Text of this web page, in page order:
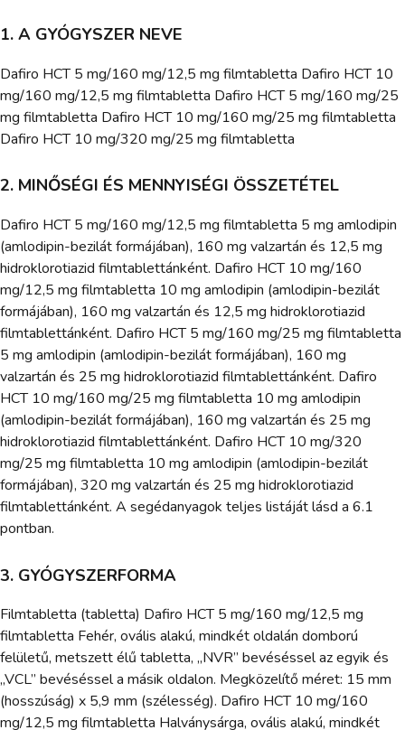
1. A GYÓGYSZER NEVE
Dafiro HCT 5 mg/160 mg/12,5 mg filmtabletta Dafiro HCT 10
mg/160 mg/12,5 mg filmtabletta Dafiro HCT 5 mg/160 mg/25
mg filmtabletta Dafiro HCT 10 mg/160 mg/25 mg filmtabletta
Dafiro HCT 10 mg/320 mg/25 mg filmtabletta
2. MINŐSÉGI ÉS MENNYISÉGI ÖSSZETÉTEL
Dafiro HCT 5 mg/160 mg/12,5 mg filmtabletta 5 mg amlodipin
(amlodipin-bezilát formájában), 160 mg valzartán és 12,5 mg
hidroklorotiazid filmtablettánként. Dafiro HCT 10 mg/160
mg/12,5 mg filmtabletta 10 mg amlodipin (amlodipin-bezilát
formájában), 160 mg valzartán és 12,5 mg hidroklorotiazid
filmtablettánként. Dafiro HCT 5 mg/160 mg/25 mg filmtabletta
5 mg amlodipin (amlodipin-bezilát formájában), 160 mg
valzartán és 25 mg hidroklorotiazid filmtablettánként. Dafiro
HCT 10 mg/160 mg/25 mg filmtabletta 10 mg amlodipin
(amlodipin-bezilát formájában), 160 mg valzartán és 25 mg
hidroklorotiazid filmtablettánként. Dafiro HCT 10 mg/320
mg/25 mg filmtabletta 10 mg amlodipin (amlodipin-bezilát
formájában), 320 mg valzartán és 25 mg hidroklorotiazid
filmtablettánként. A segédanyagok teljes listáját lásd a 6.1
pontban.
3. GYÓGYSZERFORMA
Filmtabletta (tabletta) Dafiro HCT 5 mg/160 mg/12,5 mg
filmtabletta Fehér, ovális alakú, mindkét oldalán domború
felületű, metszett élű tabletta, „NVR” bevéséssel az egyik és
„VCL” bevéséssel a másik oldalon. Megközelítő méret: 15 mm
(hosszúság) x 5,9 mm (szélesség). Dafiro HCT 10 mg/160
mg/12,5 mg filmtabletta Halványsárga, ovális alakú, mindkét